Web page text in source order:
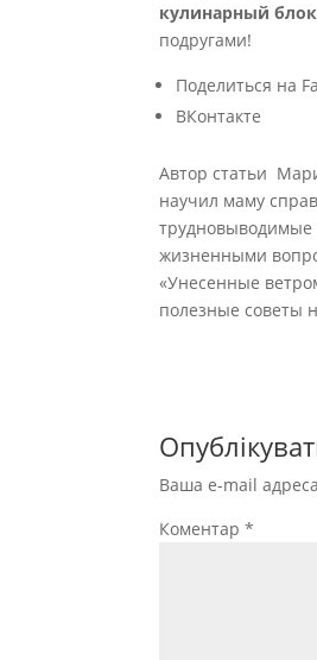
кулинарный
подругами!
Поделиться на
ВКонтакте
Автор статьи
научил маму
трудновыводимые
жизненными
«Унесенные
полезные советы
Ваша e-mail
Коментар*